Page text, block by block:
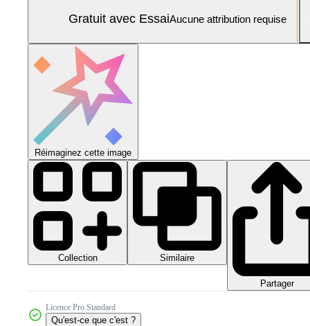
Gratuit avec EssaiAucune attribution requise
Réimaginez cette image
Collection Similaire
Partager
Licence Pro Standard
Qu'est-ce que c'est ?